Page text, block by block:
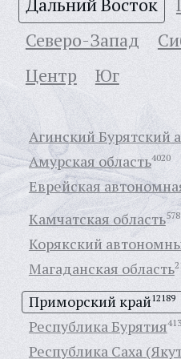
Северо-Запад
Центр
Юг
Агинский Бурятский
Амурская область4020
Еврейская
Камчатская область578
Корякский
Магаданская область
Приморский край12189
Республика Бурятия
Республика Саха